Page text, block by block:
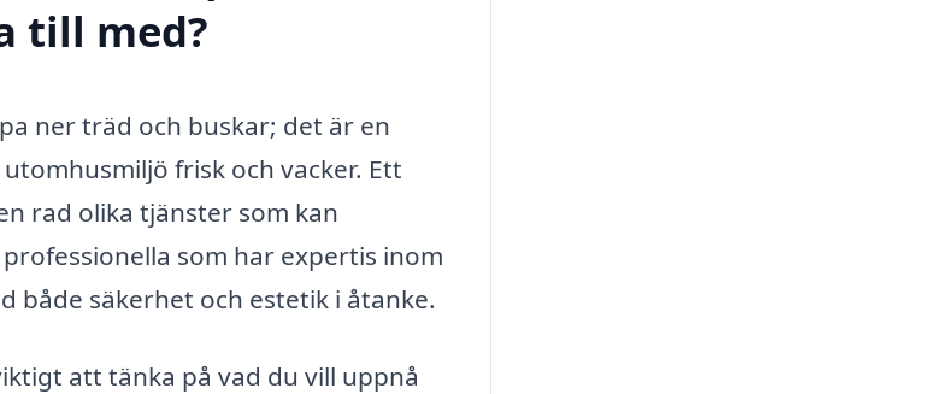
till med?
ner träd och buskar; det är en
frisk och vacker. Ett
rad olika tjänster som kan
som har expertis inom
säkerhet och estetik i åtanke.
att tänka på vad du vill uppnå